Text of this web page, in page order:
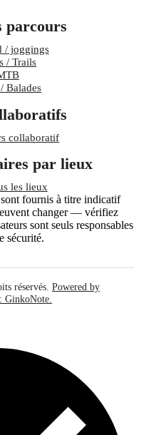
parcours
/ joggings
/ Trails
Balades
collaboratif
par lieux
les lieux
fournis à titre indicatif
changer — vérifiez
sont seuls responsables
sécurité.
réservés. Powered by
GinkoNote.